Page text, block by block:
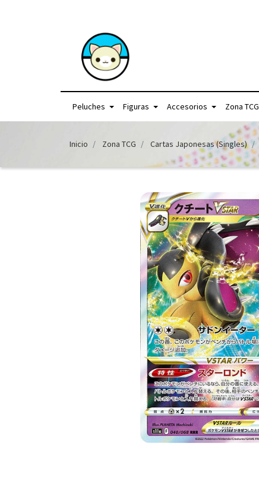
Peluches Figuras Accesorios Zona TCG
Inicio Zona TCG Cartas Japonesas (Singles)